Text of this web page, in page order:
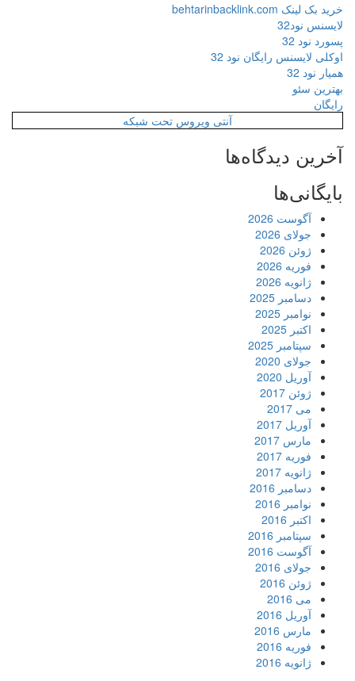
خرید بک لینک behtarinbacklink.com
لایسنس نود32
پسورد نود 32
اوکلی لایسنس رایگان نود 32
همیار نود 32
بهترین سئو
رایگان
آنتی ویروس تحت شبکه
آخرین دیدگاه‌ها
بایگانی‌ها
آگوست 2026
جولای 2026
ژوئن 2026
فوریه 2026
ژانویه 2026
دسامبر 2025
نوامبر 2025
اکتبر 2025
سپتامبر 2025
جولای 2020
آوریل 2020
ژوئن 2017
می 2017
آوریل 2017
مارس 2017
فوریه 2017
ژانویه 2017
دسامبر 2016
نوامبر 2016
اکتبر 2016
سپتامبر 2016
آگوست 2016
جولای 2016
ژوئن 2016
می 2016
آوریل 2016
مارس 2016
فوریه 2016
ژانویه 2016